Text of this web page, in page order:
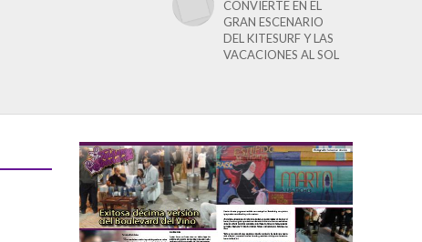
CONVIERTE EN EL
GRAN ESCENARIO
DEL KITESURF Y LAS
VACACIONES AL SOL